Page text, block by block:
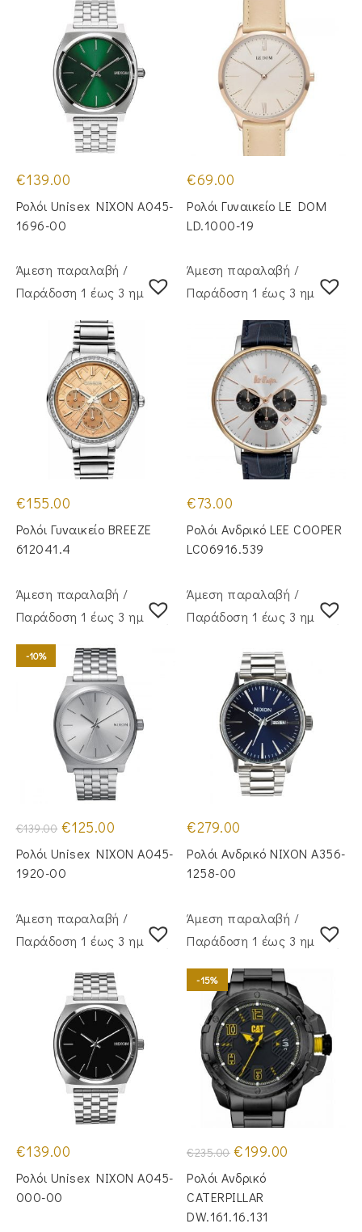
€139.00
Ρολόι Unisex NIXON A045-
1696-00
€69.00
Ρολόι Γυναικείο LE DOM
LD.1000-19
Άμεση παραλαβή /
Παράδoση 1 έως 3 ημέρες
€155.00
Ρολόι Γυναικείο BREEZE
612041.4
Άμεση παραλαβή /
Παράδoση 1 έως 3 ημέρες
€73.00
Ρολόι Ανδρικό LEE COOPER
LC06916.539
Άμεση παραλαβή /
Παράδoση 1 έως 3 ημέρες
-10%
€139.00 Original
price
was:
€139.00.
€125.00
τιμή
είναι:
Ρολόι Unisex NIXON A045-
1920-00
Άμεση παραλαβή /
Παράδoση 1 έως 3 ημέρες
€279.00
Ρολόι Ανδρικό NIXON A356-
1258-00
Άμεση παραλαβή /
Παράδoση 1 έως 3 ημέρες
€139.00
Ρολόι Unisex NIXON A045-
000-00
Άμεση παραλαβή /
Παράδoση 1 έως 3 ημέρες
-15%
€235.00 Original
price
was:
€235.00.
€199.00
Ρολόι Ανδρικό
CATERPILLAR
DW.161.16.131